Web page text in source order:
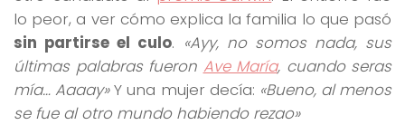
lo peor, a ver cómo explica la familia lo que pasó
sin partirse el culo. «Ayy, no somos nada, sus
últimas palabras fueron Ave María, cuando seras
mía… Aaaay»Y una mujer decía: «Bueno, al menos
se fue al otro mundo habiendo rezao»